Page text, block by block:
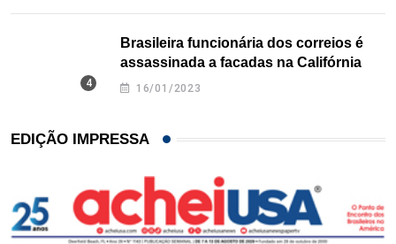
Brasileira funcionária dos correios é
assassinada a facadas na Califórnia
16/01/2023
EDIÇÃO IMPRESSA